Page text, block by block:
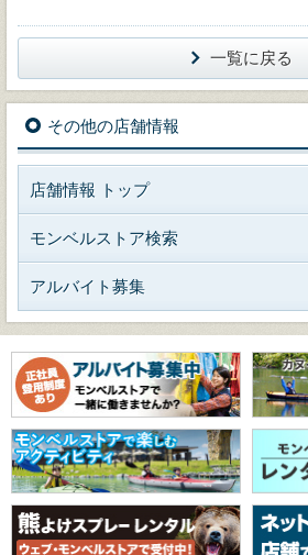
一覧に戻る
その他の店舗情報
店舗情報 トップ
モンベルストア検索
アルバイト募集